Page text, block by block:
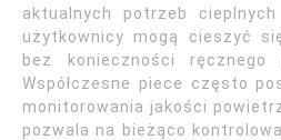
aktualnych potrzeb
użytkownicy mogą cieszyć
bez konieczności ręcznego
Współczesne piece często
monitorowania jakości
pozwala na bieżąco